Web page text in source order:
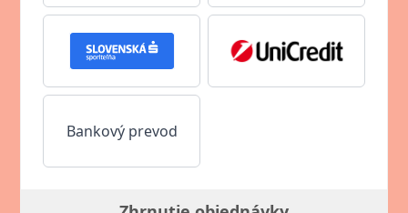
Bankový prevod